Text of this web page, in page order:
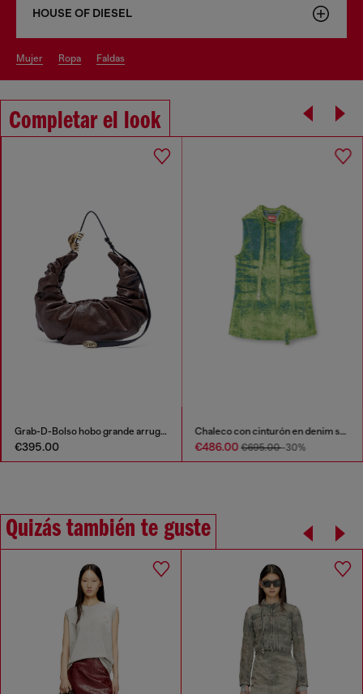
HOUSE OF DIESEL
mujer ropa faldas
Completar el look
Grab-D-Bolso hobo grande arrugado
€395.00
Chaleco con cinturón en denim satinado de color
€486.00€695.00-30%
Quizás también te guste